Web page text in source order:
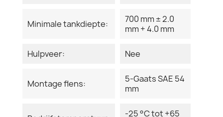
Minimale tankdiepte:
700 mm ± 2.0
mm + 4.0 mm
Hulpveer: Nee
Montage flens:
5-Gaats SAE 54
mm
-25 °C tot +65